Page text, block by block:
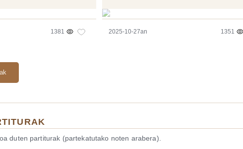
1381 2025-10-27an 1351
duten partiturak (partekatutako noten arabera).